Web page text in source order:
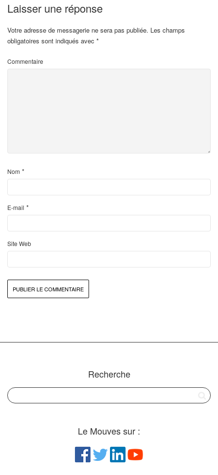
Laisser une réponse
Votre adresse de messagerie ne sera pas publiée. Les champs
obligatoires sont indiqués avec *
Commentaire
Nom *
E-mail *
Site Web
Recherche
Le Mouves sur :